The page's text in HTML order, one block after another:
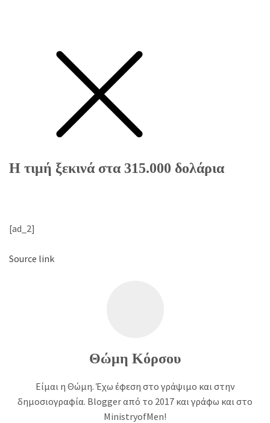
Η τιμή ξεκινά στα 315.000 δολάρια
[ad_2]
Source link
Θώμη Κόρσου
Είμαι η Θώμη. Έχω έφεση στο γράψιμο και στην
δημοσιογραφία. Blogger από το 2017 και γράφω και στο
MinistryofMen!